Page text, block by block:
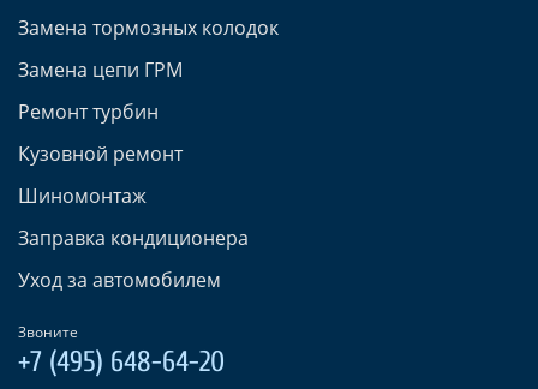
Замена тормозных колодок
Замена цепи ГРМ
Ремонт турбин
Кузовной ремонт
Шиномонтаж
Заправка кондиционера
Уход за автомобилем
Звоните
+7 (495) 648-64-20